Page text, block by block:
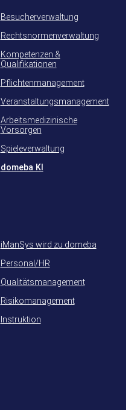
Besucherverwaltung
Rechtsnormenverwaltung
Kompetenzen &
Qualifikationen
Pflichtenmanagement
Veranstaltungsmanagement
Arbeitsmedizinische
Vorsorgen
Spieleverwaltung
domeba KI
iManSys wird zu domeba
Personal/HR
Qualitätsmanagement
Risikomanagement
Instruktion